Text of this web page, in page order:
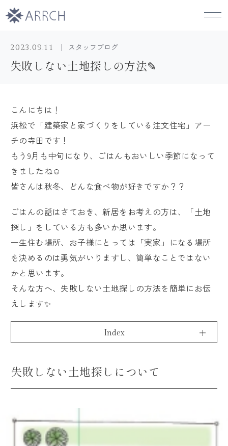
イベント一覧 モデルハウス
建築事例
オーナー様の体験談
はじめまして､ARRCHです
得意なこと・苦手なこと
建築家とつくる理由
ARRCHの家づくり
住宅性能
保証・アフターフォロー
2023.09.11 スタッフブログ
失敗しない土地探しの方法✎
こんにちは！
浜松で「建築家と家づくりをしている注文住宅」アー
チの寺田です！
もう9月も中旬になり、ごはんもおいしい季節になって
きましたね☺
皆さんは秋冬、どんな食べ物が好きですか？？
ごはんの話はさておき、新居をお考えの方は、「土地
探し」をしている方も多いか思います。
一生住む場所、お子様にとっては「実家」になる場所
を決めるのは勇気がいりますし、簡単なことではない
かと思います。
そんな方へ、失敗しない土地探しの方法を簡単にお伝
えします✨
Index
失敗しない土地探しについて